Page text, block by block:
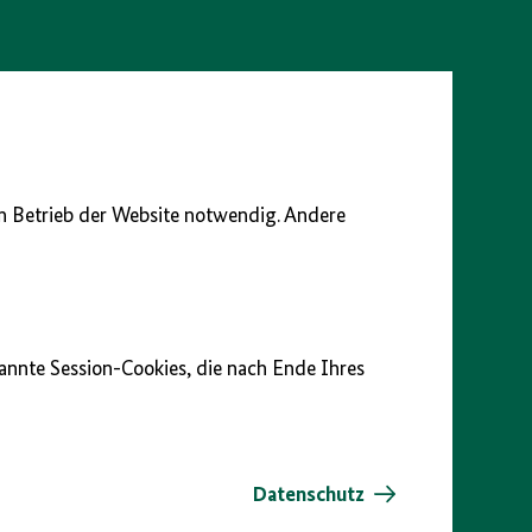
Betrieb der Website notwendig. Andere
Session-Cookies, die nach Ende Ihres
Datenschutz